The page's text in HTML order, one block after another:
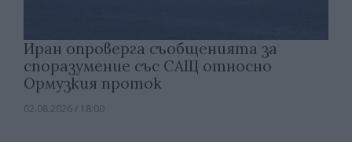
Иран опроверга съобщенията за
споразумение със САЩ относно
Ормузкия проток
02.08.2026 / 18:00